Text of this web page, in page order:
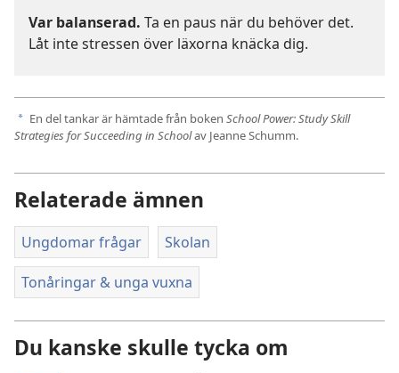
Var balanserad. Ta en paus när du behöver det.
Låt inte stressen över läxorna knäcka dig.
a En del tankar är hämtade från boken School Power: Study Skill
Strategies for Succeeding in Schoolav Jeanne Schumm.
Relaterade ämnen
Ungdomar frågar Skolan
Tonåringar & unga vuxna
Du kanske skulle tycka om